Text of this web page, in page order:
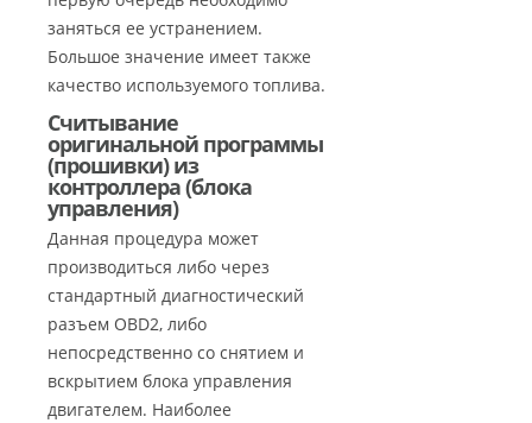
заняться ее устранением.
Большое значение имеет также
качество используемого топлива.
Считывание
оригинальной программы
(прошивки) из
контроллера (блока
управления)
Данная процедура может
производиться либо через
стандартный диагностический
разъем OBD2, либо
непосредственно со снятием и
вскрытием блока управления
двигателем. Наиболее